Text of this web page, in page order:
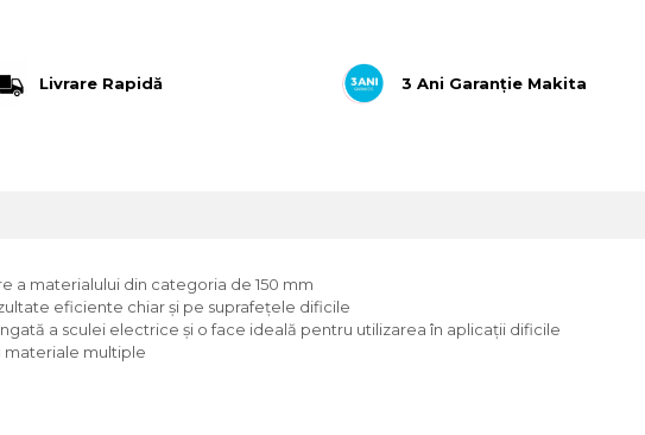
Livrare Rapidă 3 Ani Garanție Makita
materialului din categoria de 150 mm
eficiente chiar şi pe suprafeţele dificile
a sculei electrice şi o face ideală pentru utilizarea în aplicaţii dificile
materiale multiple